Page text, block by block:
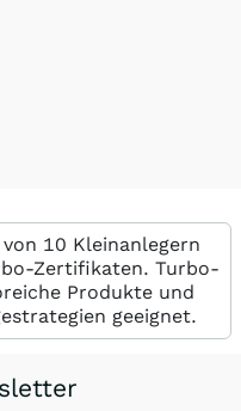
10 Kleinanlegern
Zertifikaten. Turbo-
Produkte und
geeignet.